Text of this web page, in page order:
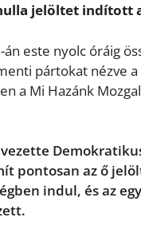
jelöltet indított
án este nyolc óráig
pártokat nézve
a Mi Hazánk
pontosan az ő
indul, és az